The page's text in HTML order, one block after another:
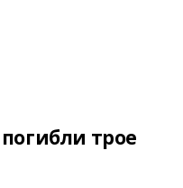
трое